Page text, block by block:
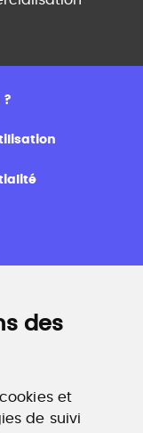
des
et
de suivi
?
visites et